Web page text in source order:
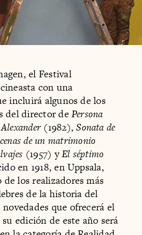
el Festival
con una
incluirá algunos de los
del director dePersona
(1982),Sonata de
de un matrimonio
(1957) yEl séptimo
en 1918, en Uppsala,
de los realizadores más
de la historia del
que ofrecerá el
edición de este año será